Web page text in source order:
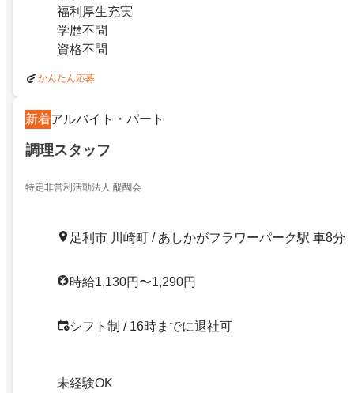
福利厚生充実
学歴不問
資格不問
かんたん応募
新着アルバイト・パート
調理スタッフ
特定非営利活動法人 醍醐会
足利市 川崎町 / あしかがフラワーパーク駅 車8分
時給1,130円〜1,290円
シフト制 / 16時までに退社可
未経験OK